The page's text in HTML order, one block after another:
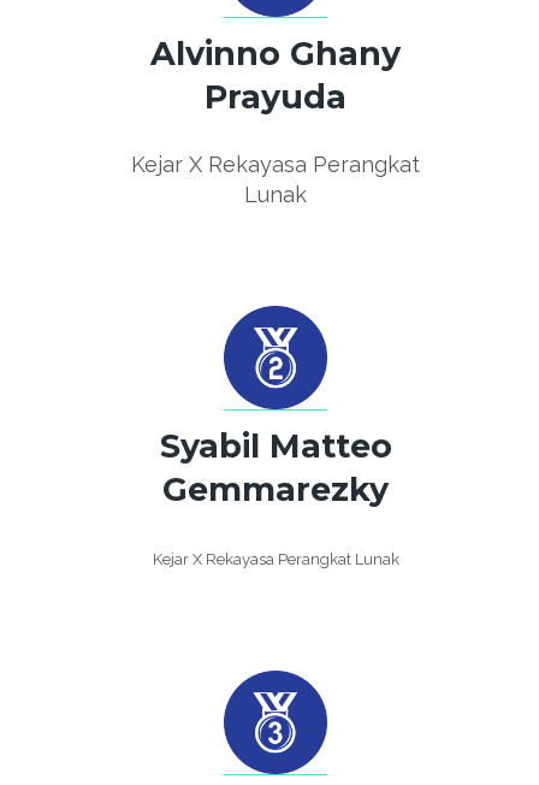
Alvinno Ghany
Prayuda
Kejar X Rekayasa Perangkat
Lunak
Syabil Matteo
Gemmarezky
Kejar X Rekayasa Perangkat Lunak